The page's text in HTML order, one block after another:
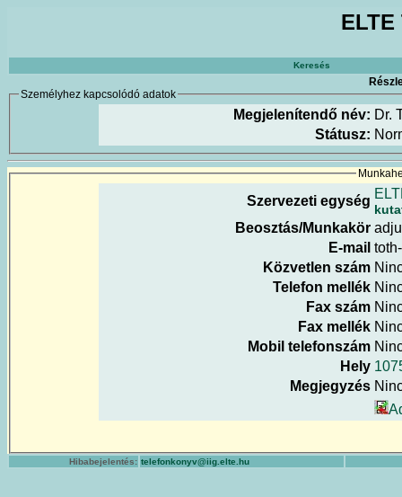
Keresés
Személyhez kapcsolódó adatok
Megjelenítendő név: Dr.
Státusz:
Szervezeti egység
Beosztás/Munkakör
E-mail
Közvetlen szám
Telefon mellék
Fax szám
Fax mellék
Mobil telefonszám
Hely
Megjegyzés
Hibabejelentés: telefonkonyv@iig.elte.hu